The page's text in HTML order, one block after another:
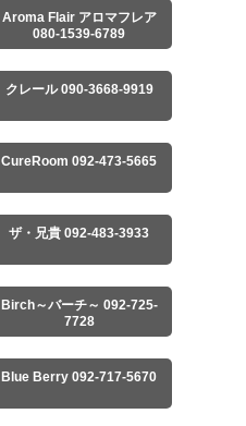
Aroma Flair アロマフレア
080-1539-6789
クレール 090-3668-9919
CureRoom 092-473-5665
ザ・兄貴 092-483-3933
Birch～バーチ～ 092-725-
7728
Blue Berry 092-717-5670